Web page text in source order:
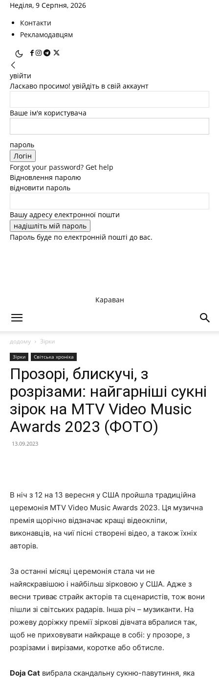
Неділя, 9 Серпня, 2026
Контакти
Рекламодавцям
увійти
Ласкаво просимо! увійдіть в свій аккаунт
Ваше ім'я користувача
пароль
Forgot your password? Get help
Відновлення паролю
відновити пароль
Вашу адресу електронної пошти
Пароль буде по електронній пошті до вас.
Караван
додому Зірки
Зірки Світська хроніка
Прозорі, блискучі, з
розрізами: найгарніші сукні
зірок на MTV Video Music
Awards 2023 (ФОТО)
13.09.2023
В ніч з 12 на 13 вересня у США пройшла традиційна
церемонія MTV Video Music Awards 2023. Ця музична
премія щорічно відзначає кращі відеокліпи,
виконавців, на чиї пісні створені відео, а також їхніх
авторів.
За останні місяці церемонія стала чи не
найяскравішою і найбільш зірковою у США. Адже з
весни триває страйк акторів та сценаристів, тож вони
пішли зі світських радарів. Інша річ – музиканти. На
рожеву доріжку премії зіркові дівчата вбралися так,
щоб не приховувати найкраще в собі: у прозоре, з
розрізами і вирізами, коротке або обтисле.
Doja Cat вибрала скандальну сукню-павутиння, яка